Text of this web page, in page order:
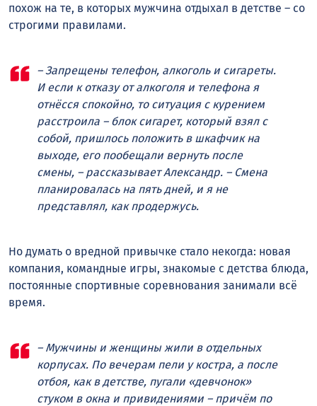
похож на те, в которых мужчина отдыхал в детстве – со
строгими правилами.
– Запрещены телефон, алкоголь и сигареты.
И если к отказу от алкоголя и телефона я
отнёсся спокойно, то ситуация с курением
расстроила – блок сигарет, который взял с
собой, пришлось положить в шкафчик на
выходе, его пообещали вернуть после
смены, – рассказывает Александр. – Смена
планировалась на пять дней, и я не
представлял, как продержусь.
Но думать о вредной привычке стало некогда: новая
компания, командные игры, знакомые с детства блюда,
постоянные спортивные соревнования занимали всё
время.
– Мужчины и женщины жили в отдельных
корпусах. По вечерам пели у костра, а после
отбоя, как в детстве, пугали «девчонок»
стуком в окна и привидениями – причём по